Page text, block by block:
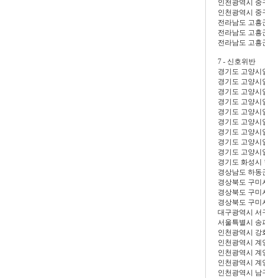
인천광역시 중
인천광역시 중
전라남도 고흥
전라남도 고흥
전라남도 고흥
7 - 신호위반
경기도 고양시
경기도 고양시
경기도 고양시
경기도 고양시
경기도 고양시
경기도 고양시
경기도 고양시
경기도 고양시
경기도 고양시
경기도 화성시
경상남도 하동
경상북도 구미
경상북도 구미
경상북도 구미
대구광역시 서
서울특별시 송
인천광역시 강
인천광역시 계
인천광역시 계
인천광역시 계
인천광역시 남